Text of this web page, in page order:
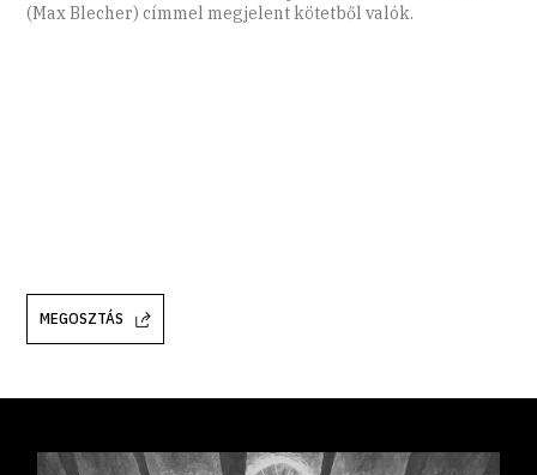
(Max Blecher) címmel megjelent kötetből valók.
MEGOSZTÁS